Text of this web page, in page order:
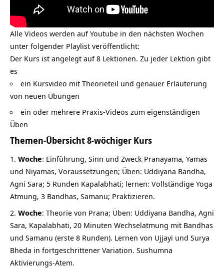
Alle Videos werden auf Youtube in den nächsten Wochen
unter folgender Playlist veröffentlicht:
Der Kurs ist angelegt auf 8 Lektionen. Zu jeder Lektion gibt
es
ein Kursvideo mit Theorieteil und genauer Erläuterung
von neuen Übungen
ein oder mehrere Praxis-Videos zum eigenständigen
Üben
Themen-Übersicht 8-wöchiger Kurs
Woche: Einführung, Sinn und Zweck Pranayama, Yamas
und Niyamas, Voraussetzungen; Üben: Uddiyana Bandha,
Agni Sara; 5 Runden Kapalabhati; lernen: Vollständige Yoga
Atmung, 3 Bandhas, Samanu; Praktizieren.
Woche: Theorie von Prana; Üben: Uddiyana Bandha, Agni
Sara, Kapalabhati, 20 Minuten Wechselatmung mit Bandhas
und Samanu (erste 8 Runden). Lernen von Ujjayi und Surya
Bheda in fortgeschrittener Variation. Sushumna
Aktivierungs-Atem.